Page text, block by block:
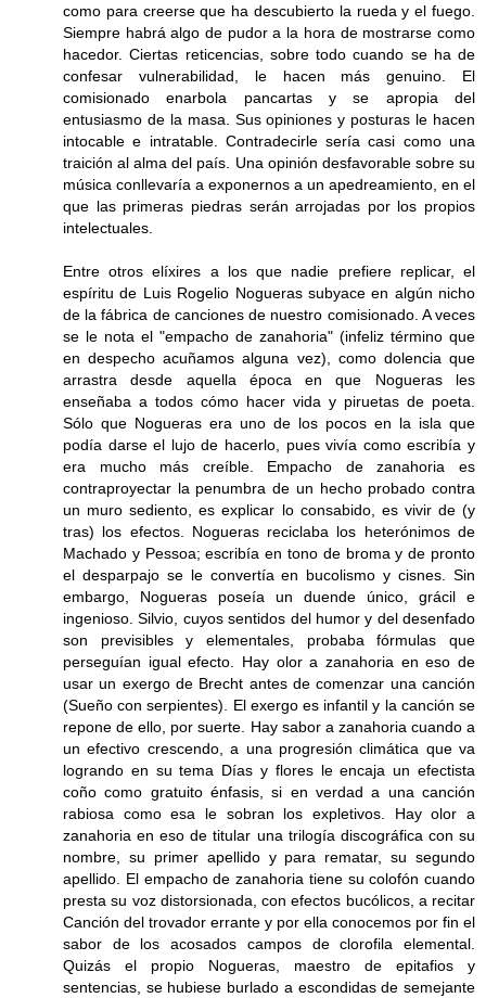
como para creerse que ha descubierto la rueda y el fuego.
Siempre habrá algo de pudor a la hora de mostrarse como
hacedor. Ciertas reticencias, sobre todo cuando se ha de
confesar vulnerabilidad, le hacen más genuino. El
comisionado enarbola pancartas y se apropia del
entusiasmo de la masa. Sus opiniones y posturas le hacen
intocable e intratable. Contradecirle sería casi como una
traición al alma del país. Una opinión desfavorable sobre su
música conllevaría a exponernos a un apedreamiento, en el
que las primeras piedras serán arrojadas por los propios
intelectuales.
Entre otros elíxires a los que nadie prefiere replicar, el
espíritu de Luis Rogelio Nogueras subyace en algún nicho
de la fábrica de canciones de nuestro comisionado. A veces
se le nota el "empacho de zanahoria" (infeliz término que
en despecho acuñamos alguna vez), como dolencia que
arrastra desde aquella época en que Nogueras les
enseñaba a todos cómo hacer vida y piruetas de poeta.
Sólo que Nogueras era uno de los pocos en la isla que
podía darse el lujo de hacerlo, pues vivía como escribía y
era mucho más creíble. Empacho de zanahoria es
contraproyectar la penumbra de un hecho probado contra
un muro sediento, es explicar lo consabido, es vivir de (y
tras) los efectos. Nogueras reciclaba los heterónimos de
Machado y Pessoa; escribía en tono de broma y de pronto
el desparpajo se le convertía en bucolismo y cisnes. Sin
embargo, Nogueras poseía un duende único, grácil e
ingenioso. Silvio, cuyos sentidos del humor y del desenfado
son previsibles y elementales, probaba fórmulas que
perseguían igual efecto. Hay olor a zanahoria en eso de
usar un exergo de Brecht antes de comenzar una canción
(Sueño con serpientes). El exergo es infantil y la canción se
repone de ello, por suerte. Hay sabor a zanahoria cuando a
un efectivo crescendo, a una progresión climática que va
logrando en su tema Días y flores le encaja un efectista
coño como gratuito énfasis, si en verdad a una canción
rabiosa como esa le sobran los expletivos. Hay olor a
zanahoria en eso de titular una trilogía discográfica con su
nombre, su primer apellido y para rematar, su segundo
apellido. El empacho de zanahoria tiene su colofón cuando
presta su voz distorsionada, con efectos bucólicos, a recitar
Canción del trovador errante y por ella conocemos por fin el
sabor de los acosados campos de clorofila elemental.
Quizás el propio Nogueras, maestro de epitafios y
sentencias, se hubiese burlado a escondidas de semejante